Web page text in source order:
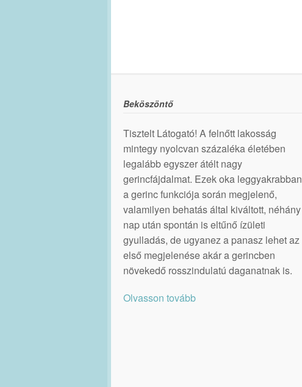
Beköszöntő
Tisztelt Látogató! A felnőtt lakosság
mintegy nyolcvan százaléka életében
legalább egyszer átélt nagy
gerincfájdalmat. Ezek oka leggyakrabban
a gerinc funkciója során megjelenő,
valamilyen behatás által kiváltott, néhány
nap után spontán is eltűnő ízületi
gyulladás, de ugyanez a panasz lehet az
első megjelenése akár a gerincben
növekedő rosszindulatú daganatnak is.
Olvasson tovább